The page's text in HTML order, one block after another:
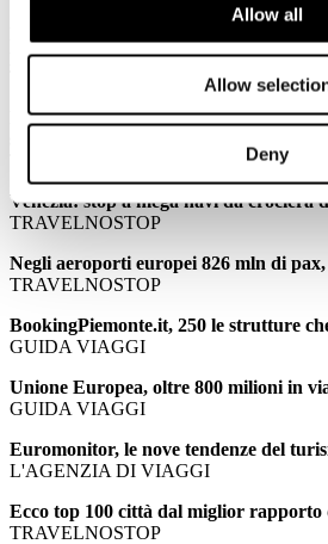
Allow all
Allow
Deny
ponte di Ognissanti
PALMUCCI: Ponte Ognissanti,
Venezia: stop a mega navi da crociera
TRAVELNOSTOP
Negli aeroporti europei 826 mln di
TRAVELNOSTOP
BookingPiemonte.it, 250 le strutture
GUIDA VIAGGI
Unione Europea, oltre 800 milioni in
GUIDA VIAGGI
Euromonitor, le nove tendenze del
L'AGENZIA DI VIAGGI
Ecco top 100 città dal miglior rapporto
TRAVELNOSTOP